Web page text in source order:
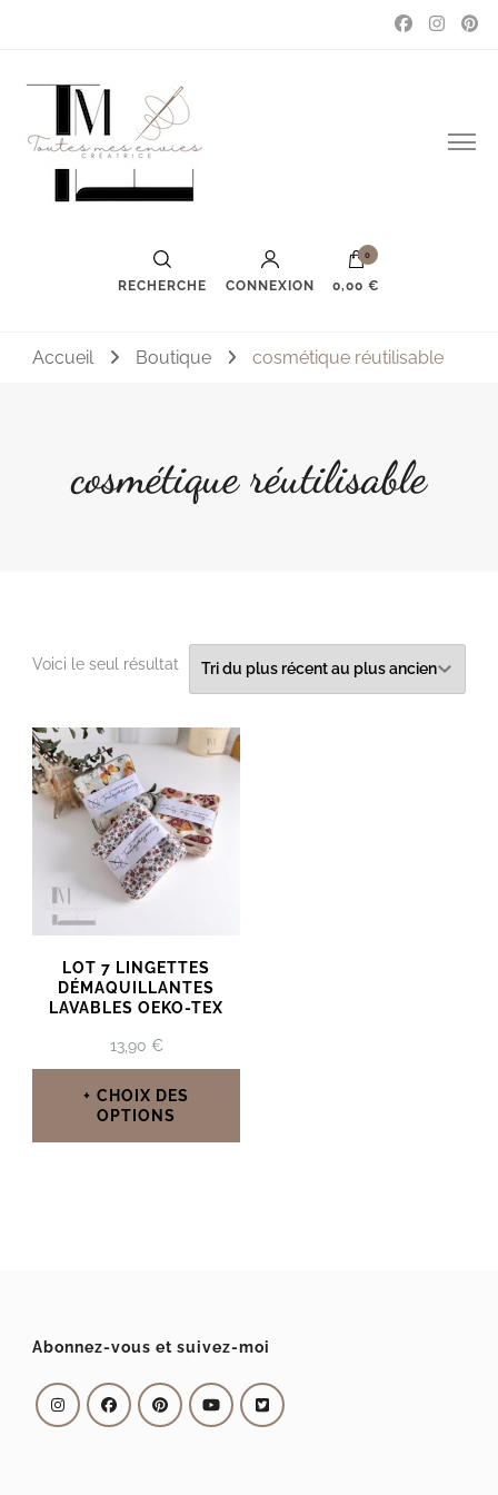
Toutes mes envies
Couture, accessoires, mode, bijoux …
RECHERCHE CONNEXION
0
0,00 €
Accueil Boutique cosmétique réutilisable
cosmétique réutilisable
Voici le seul résultat
LOT 7 LINGETTES
DÉMAQUILLANTES
LAVABLES OEKO-TEX
13,90 €
CHOIX DES
OPTIONS
Les
options
peuvent
Abonnez-vous et suivez-moi